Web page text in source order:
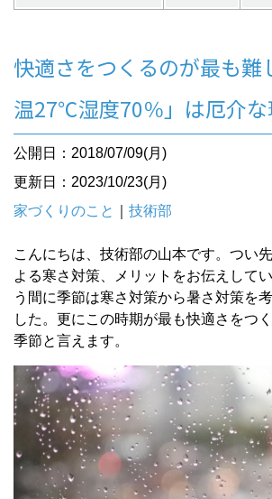
快適さをつくるのが最も難
温27℃湿度70％」は厄介な
公開日：2018/07/09(月)
更新日：2023/10/23(月)
家づくりのこと
技術部
こんにちは、技術部の山本です。つい
よる寒さ対策、メリットをお伝えして
う間に季節は寒さ対策から暑さ対策を
した。更にこの時期が最も快適さをつ
季節と言えます。